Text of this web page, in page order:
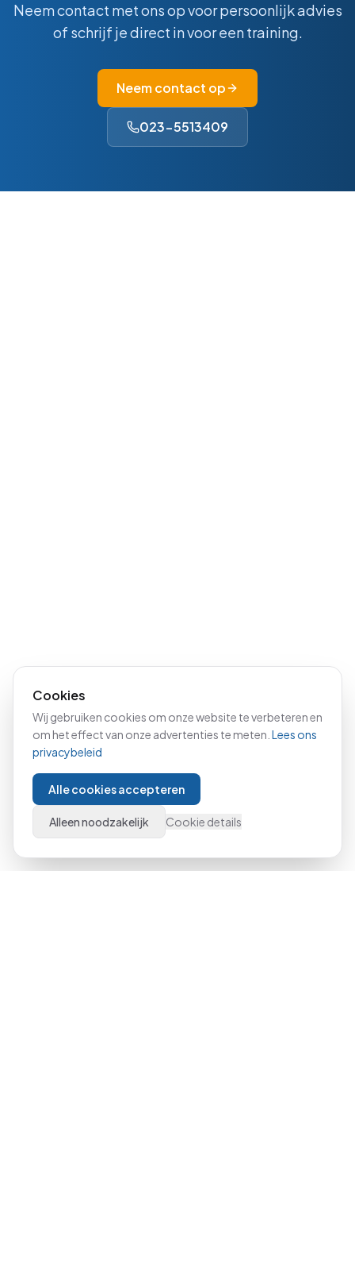
Neem contact met ons op voor persoonlijk advies
of schrijf je direct in voor een training.
Neem contact op
023-5513409
Cookies
Wij gebruiken cookies om onze website te verbeteren en
om het effect van onze advertenties te meten. Lees ons
privacybeleid
Alle cookies accepteren
Alleen noodzakelijk Cookie details